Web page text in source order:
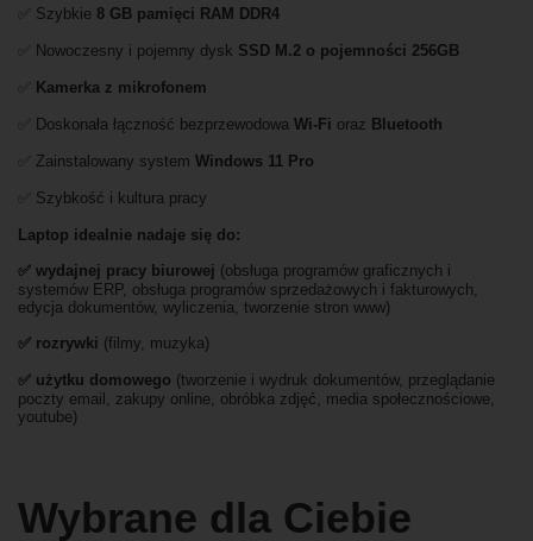
✅ Szybkie 8 GB pamięci RAM DDR4
✅ Nowoczesny i pojemny dysk SSD M.2 o pojemności 256GB
Kamerka z mikrofonem
✅ Doskonała łączność bezprzewodowa Wi-Fi oraz Bluetooth
✅ Zainstalowany system Windows 11 Pro
✅ Szybkość i kultura pracy
Laptop idealnie nadaje się do:
✅ wydajnej pracy biurowej (obsługa programów graficznych i
systemów ERP, obsługa programów sprzedażowych i fakturowych,
edycja dokumentów, wyliczenia, tworzenie stron www)
✅ rozrywki (filmy, muzyka)
✅ użytku domowego (tworzenie i wydruk dokumentów, przeglądanie
poczty email, zakupy online, obróbka zdjęć, media społecznościowe,
youtube)
Wybrane dla Ciebie